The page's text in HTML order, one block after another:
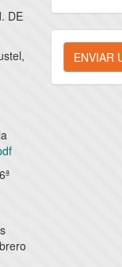
DE
Enviar
unENVIAR